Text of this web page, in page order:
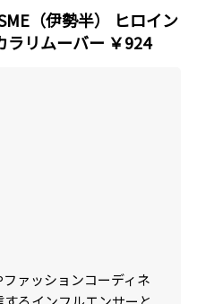
（伊勢半） ヒロイン
ラリムーバー ￥924
ァッションコーディネ